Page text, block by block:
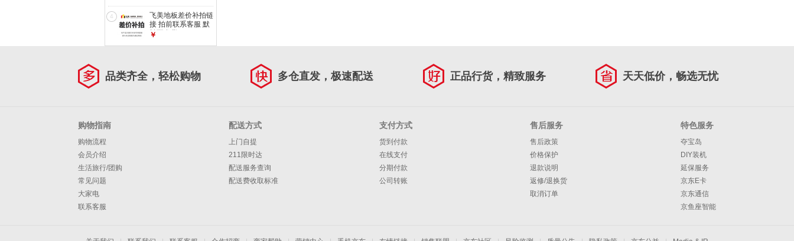
4
飞美地板差价补拍链
接 拍前联系客服 默
拍不发货 1
￥
品类齐全，轻松购物 多仓直发，极速配送 正品行货，精致服务 天天低价，畅选无忧
购物指南
购物流程
会员介绍
生活旅行/团购
常见问题
大家电
联系客服
配送方式
上门自提
211限时达
配送服务查询
配送费收取标准
支付方式
货到付款
在线支付
分期付款
公司转账
售后服务
售后政策
价格保护
退款说明
返修/退换货
取消订单
特色服务
夺宝岛
DIY装机
延保服务
京东E卡
京东通信
京鱼座智能